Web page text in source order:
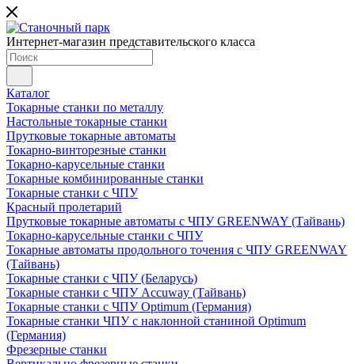
Интернет-магазин представительского класса
Каталог
Токарные станки по металлу
Настольные токарные станки
Прутковые токарные автоматы
Токарно-винторезные станки
Токарно-карусельные станки
Токарные комбинированные станки
Токарные станки с ЧПУ
Красный пролетарий
Прутковые токарные автоматы с ЧПУ GREENWAY (Тайвань)
Токарно-карусельные станки с ЧПУ
Токарные автоматы продольного точения с ЧПУ GREENWAY
(Тайвань)
Токарные станки с ЧПУ (Беларусь)
Токарные станки с ЧПУ Accuway (Тайвань)
Токарные станки с ЧПУ Optimum (Германия)
Токарные станки ЧПУ с наклонной станиной Optimum
(Германия)
Фрезерные станки